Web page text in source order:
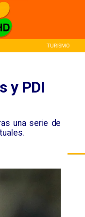
INICIO
y PDI
una serie de